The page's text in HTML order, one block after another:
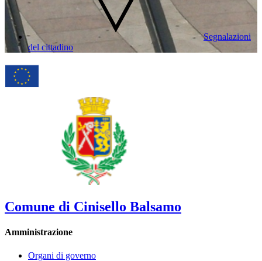
Segnalazioni
del cittadino
Comune di Cinisello Balsamo
Amministrazione
Organi di governo